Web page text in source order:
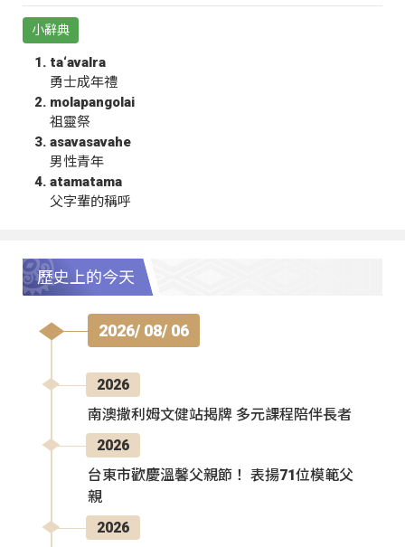
小辭典
ta‘avalra
勇士成年禮
molapangolai
祖靈祭
asavasavahe
男性青年
atamatama
父字輩的稱呼
歷史上的今天
2026/ 08/ 06
2026
南澳撒利姆文健站揭牌 多元課程陪伴長者
2026
台東市歡慶溫馨父親節！ 表揚71位模範父
親
2026